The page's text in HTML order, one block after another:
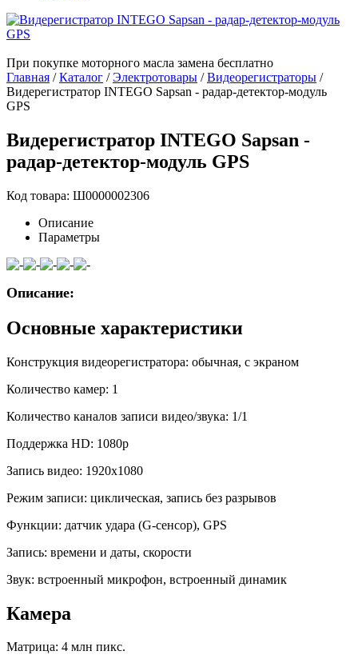
При покупке моторного масла замена бесплатно
Главная /Каталог /Электротовары /Видеорегистраторы /
Видерегистратор INTEGO Sapsan - радар-детектор-модуль
GPS
Видерегистратор INTEGO Sapsan -
радар-детектор-модуль GPS
Код товара: Ш0000002306
Описание
Параметры
Описание:
Основные характеристики
Конструкция видеорегистратора: обычная, с экраном
Количество камер: 1
Количество каналов записи видео/звука: 1/1
Поддержка HD: 1080p
Запись видео: 1920x1080
Режим записи: циклическая, запись без разрывов
Функции: датчик удара (G-сенсор), GPS
Запись: времени и даты, скорости
Звук: встроенный микрофон, встроенный динамик
Камера
Матрица: 4 млн пикс.